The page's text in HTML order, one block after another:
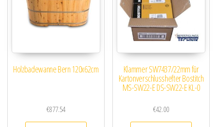
Holzbadewanne Bern 120x62cm
€877.54
Klammer SW7437/22mm für
Kartonverschlusshefter Bostitch
MS-SW22-E DS-SW22-E KL-0
€42.00